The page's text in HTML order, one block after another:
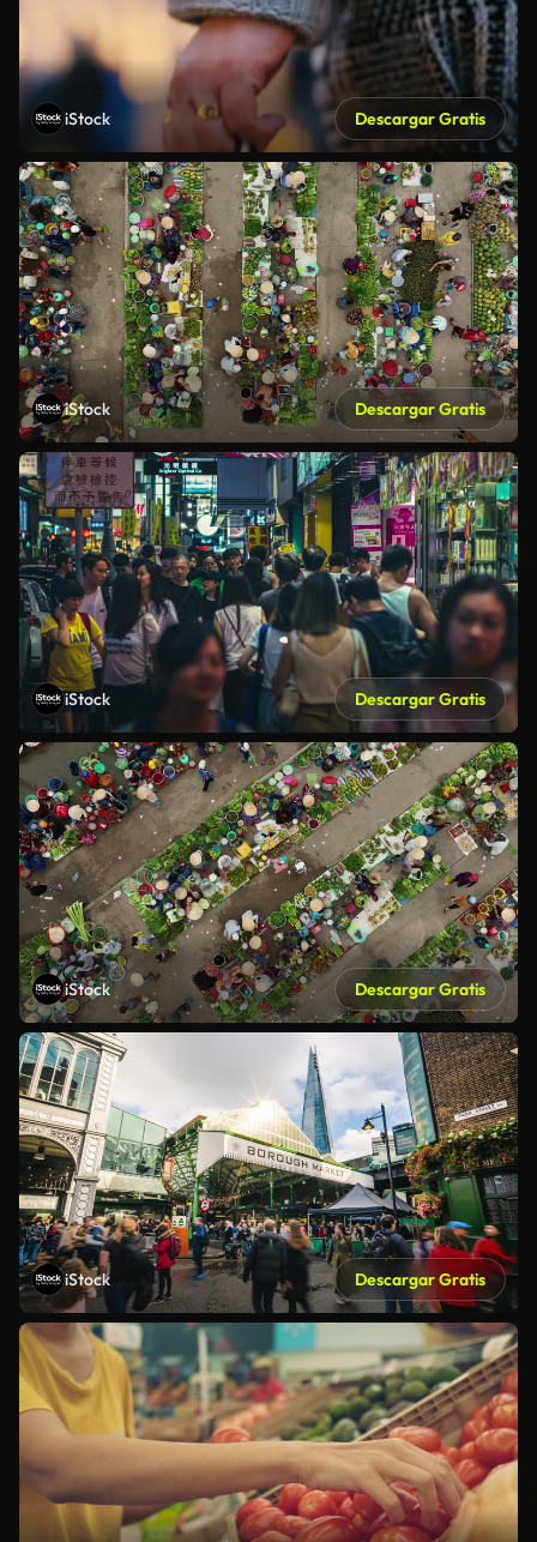
iStock Descargar Gratis
iStock Descargar Gratis
iStock Descargar Gratis
iStock Descargar Gratis
iStock Descargar Gratis